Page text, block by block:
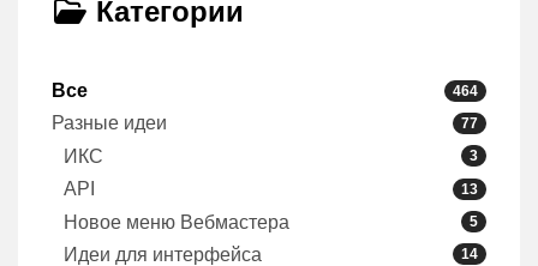
Категории
Все 464
Разные идеи 77
ИКС 3
API 13
Новое меню Вебмастера 5
Идеи для интерфейса 14